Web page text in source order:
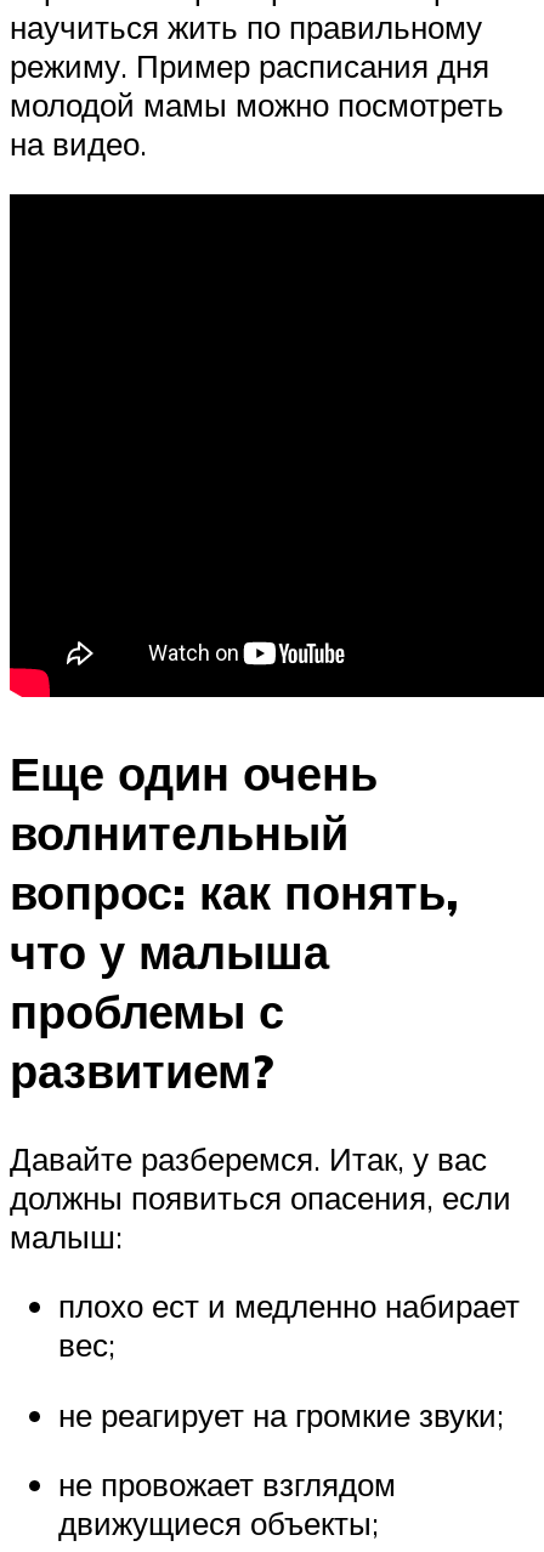
научиться жить по правильному
режиму. Пример расписания дня
молодой мамы можно посмотреть
на видео.
Еще один очень
волнительный
вопрос: как понять,
что у малыша
проблемы с
развитием?
Давайте разберемся. Итак, у вас
должны появиться опасения, если
малыш:
плохо ест и медленно набирает
вес;
не реагирует на громкие звуки;
не провожает взглядом
движущиеся объекты;